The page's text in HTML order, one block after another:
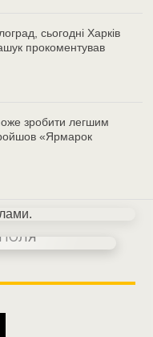
сьогодні Харків
прокоментував
зробити легшим
«Ярмарок